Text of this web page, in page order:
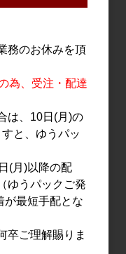
務のお休みを頂
為、受注・配達
は、10日(月)の
と、ゆうパッ
(月)以降の配
ゆうパックご発
が最短手配とな
卒ご理解賜りま